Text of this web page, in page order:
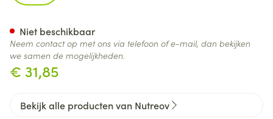
€ 31,85
Niet beschikbaar
Neem contact op met ons via telefoon of e-mail, dan bekijken
we samen de mogelijkheden.
Bekijk alle producten van Nutreov